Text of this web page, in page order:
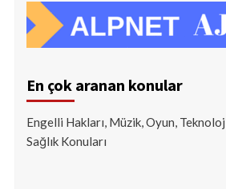
En çok aranan konular
Engelli Hakları, Müzik, Oyun,
Sağlık Konuları